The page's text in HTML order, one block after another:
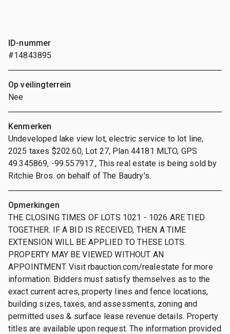
ID-nummer
#14843895
Op veilingterrein
Nee
Kenmerken
Undeveloped lake view lot, electric service to lot line,
2025 taxes $202.60, Lot 27, Plan 44181 MLTO, GPS
49.345869, -99.557917., This real estate is being sold by
Ritchie Bros. on behalf of The Baudry's.
Opmerkingen
THE CLOSING TIMES OF LOTS 1021 - 1026 ARE TIED
TOGETHER. IF A BID IS RECEIVED, THEN A TIME
EXTENSION WILL BE APPLIED TO THESE LOTS.
PROPERTY MAY BE VIEWED WITHOUT AN
APPOINTMENT. Visit rbauction.com/realestate for more
information. Bidders must satisfy themselves as to the
exact current acres, property lines and fence locations,
building sizes, taxes, and assessments, zoning and
permitted uses & surface lease revenue details. Property
titles are available upon request. The information provided